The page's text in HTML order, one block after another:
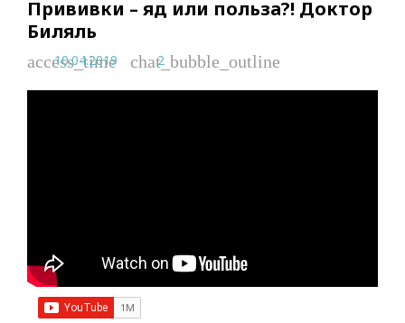
Прививки – яд или польза?! Доктор
Биляль
access_time
10.04.2019 chat_bubble_outline
2